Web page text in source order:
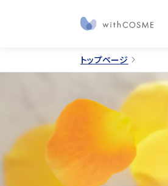
ブランドから探す
私たちについて
みんなの体験談
トップページ